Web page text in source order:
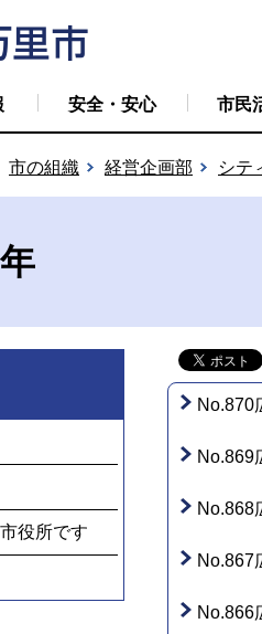
安全・安心 市民
市の組織 経営企画部 シテ
役所です